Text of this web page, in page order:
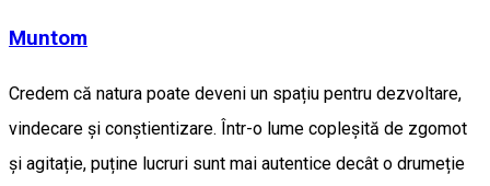
Muntom
Credem că natura poate deveni un spațiu pentru dezvoltare,
vindecare și conștientizare. Într-o lume copleșită de zgomot
și agitație, puține lucruri sunt mai autentice decât o drumeție